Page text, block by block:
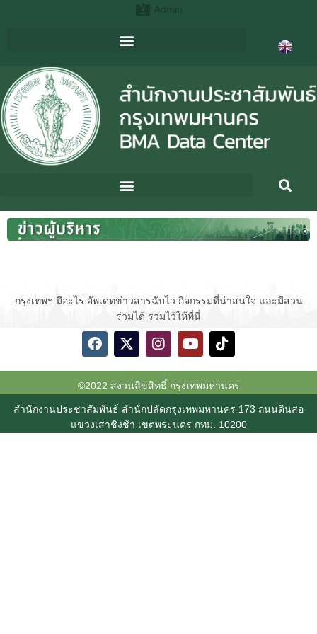
กรุงเทพฯ มีอะไร อัพเดทข่าวสารฉับไว กิจกรรมที่น่าสนใจ และมีส่วน
ร่วมได้ รวมไว้ให้ที่นี่
©2022 สงวนลิขสิทธิ์ กรุงเทพมหานคร
สำนักงานประชาสัมพันธ์ สำนักปลัดกรุงเทพมหานคร 173 ถนนดินสอ
แขวงเสาชิงช้า เขตพระนคร กทม. 10200